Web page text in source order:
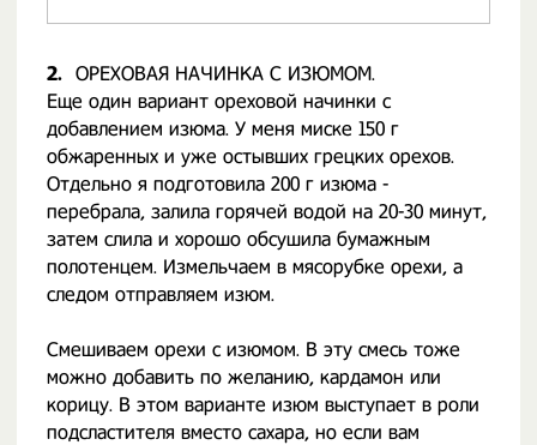
2. ОРЕХОВАЯ НАЧИНКА С ИЗЮМОМ.
Еще один вариант ореховой начинки с
добавлением изюма. У меня миске 150 г
обжаренных и уже остывших грецких орехов.
Отдельно я подготовила 200 г изюма -
перебрала, залила горячей водой на 20-30 минут,
затем слила и хорошо обсушила бумажным
полотенцем. Измельчаем в мясорубке орехи, а
следом отправляем изюм.
Смешиваем орехи с изюмом. В эту смесь тоже
можно добавить по желанию, кардамон или
корицу. В этом варианте изюм выступает в роли
подсластителя вместо сахара, но если вам